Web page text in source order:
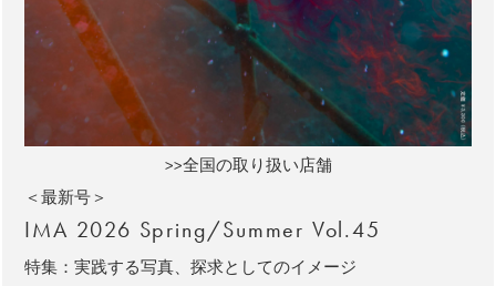
>>全国の取り扱い店舗
＜最新号＞
IMA 2026 Spring/Summer Vol.45
特集：実践する写真、探求としてのイメージ